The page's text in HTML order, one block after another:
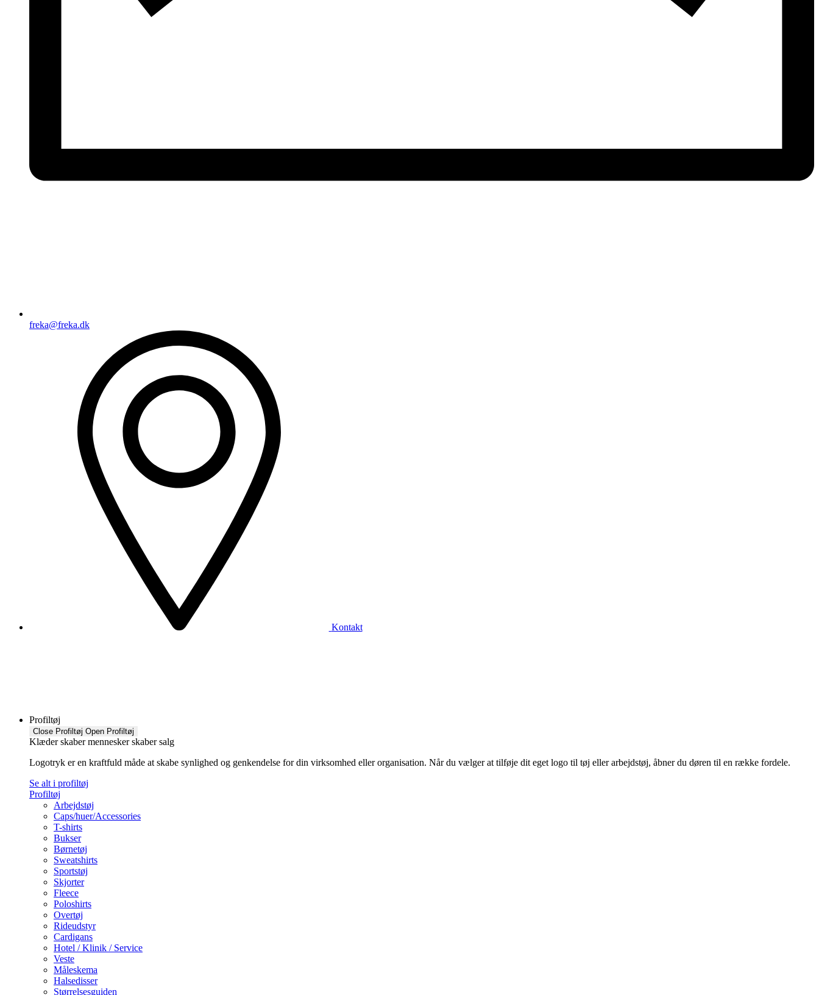
freka@freka.dk
Kontakt
Profiltøj
Close Profiltøj Open Profiltøj
Klæder skaber mennesker skaber salg
Logotryk er en kraftfuld måde at skabe synlighed og genkendelse for din virksomhed eller organisation. Når du vælger at tilføje dit eget logo til tøj eller arbejdstøj, åbner du døren til en række fordele.
Se alt i profiltøj
Profiltøj
Arbejdstøj
Caps/huer/Accessories
T-shirts
Bukser
Børnetøj
Sweatshirts
Sportstøj
Skjorter
Fleece
Poloshirts
Overtøj
Rideudstyr
Cardigans
Hotel / Klinik / Service
Veste
Måleskema
Halsedisser
Størrelsesguiden